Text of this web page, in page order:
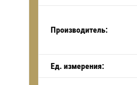
Производитель:
Ед. измерения: